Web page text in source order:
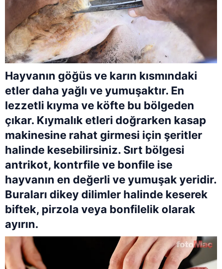
Hayvanın göğüs ve karın kısmındaki
etler daha yağlı ve yumuşaktır. En
lezzetli kıyma ve köfte bu bölgeden
çıkar. Kıymalık etleri doğrarken kasap
makinesine rahat girmesi için şeritler
halinde kesebilirsiniz. Sırt bölgesi
antrikot, kontrfile ve bonfile ise
hayvanın en değerli ve yumuşak yeridir.
Buraları dikey dilimler halinde keserek
biftek, pirzola veya bonfilelik olarak
ayırın.